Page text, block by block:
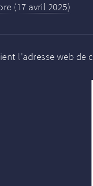
(17 avril 2025)
l'adresse web